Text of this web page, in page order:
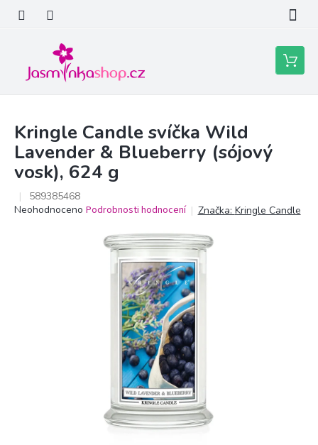
obsah
Nákupní
košík
Kringle Candle svíčka Wild
Lavender & Blueberry (sójový
vosk), 624 g
589385468
Průměrné
Neohodnoceno Podrobnosti hodnocení Značka: Kringle Candle